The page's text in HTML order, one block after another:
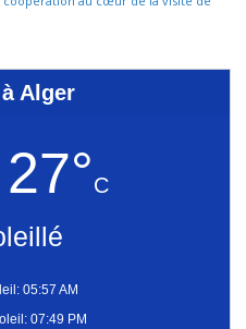
Alger
27°C
05:57 AM
07:49 PM